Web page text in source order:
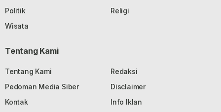
Politik
Religi
Wisata
Tentang Kami
Tentang Kami
Redaksi
Pedoman Media Siber
Disclaimer
Kontak
Info Iklan